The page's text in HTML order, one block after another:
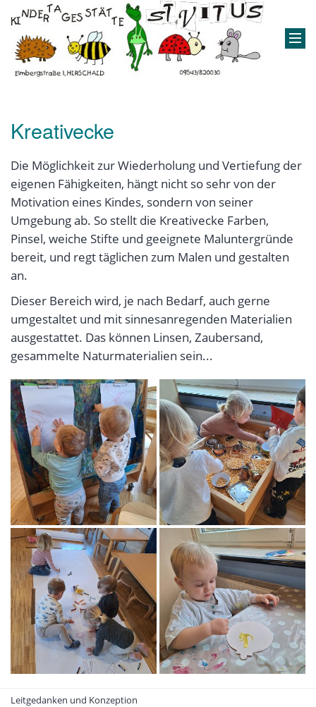
Kreativecke
Die Möglichkeit zur Wiederholung und Vertiefung der
eigenen Fähigkeiten, hängt nicht so sehr von der
Motivation eines Kindes, sondern von seiner
Umgebung ab. So stellt die Kreativecke Farben,
Pinsel, weiche Stifte und geeignete Maluntergründe
bereit, und regt täglichen zum Malen und gestalten
an.
Dieser Bereich wird, je nach Bedarf, auch gerne
umgestaltet und mit sinnesanregenden Materialien
ausgestattet. Das können Linsen, Zaubersand,
gesammelte Naturmaterialien sein...
Leitgedanken und Konzeption